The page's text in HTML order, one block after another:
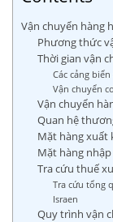
Vận chuyển hàng
Phương thức
Thời gian vận
Các cảng
Vận chuyển
Vận chuyển
Quan hệ
Mặt hàng xuất
Mặt hàng
Tra cứu thuế
Tra cứu tổng
Israen
Quy trình vận